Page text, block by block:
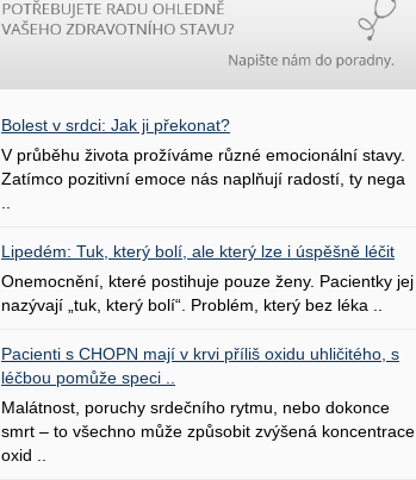
Bolest v srdci: Jak ji překonat?
V průběhu života prožíváme různé emocionální stavy.
Zatímco pozitivní emoce nás naplňují radostí, ty nega
Lipedém: Tuk, který bolí, ale který lze i úspěšně léčit
Onemocnění, které postihuje pouze ženy. Pacientky jej
nazývají „tuk, který bolí“. Problém, který bez léka ..
Pacienti s CHOPN mají v krvi příliš oxidu uhličitého, s
léčbou pomůže speci ..
Malátnost, poruchy srdečního rytmu, nebo dokonce
smrt – to všechno může způsobit zvýšená koncentrace
oxid ..